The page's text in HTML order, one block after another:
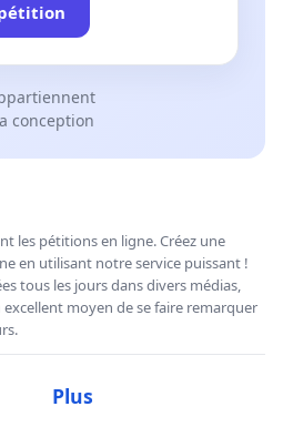
conception
les pétitions en ligne. Créez une
en utilisant notre service puissant !
tous les jours dans divers médias,
moyen de se faire remarquer
Plus